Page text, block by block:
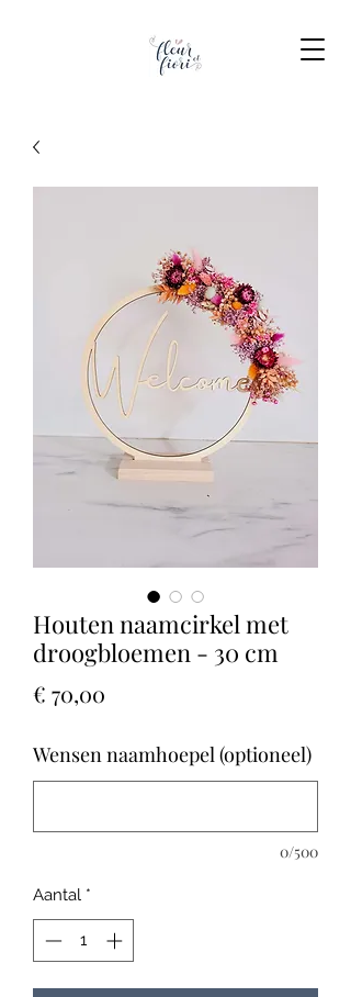
Houten naamcirkel met
droogbloemen - 30 cm
€ 70,00
Wensen naamhoepel (optioneel)
0/500
Aantal *